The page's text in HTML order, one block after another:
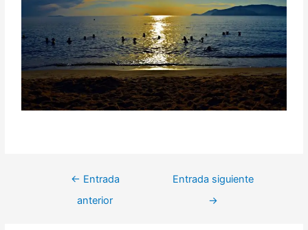
← Entrada
anterior
Entrada siguiente
→